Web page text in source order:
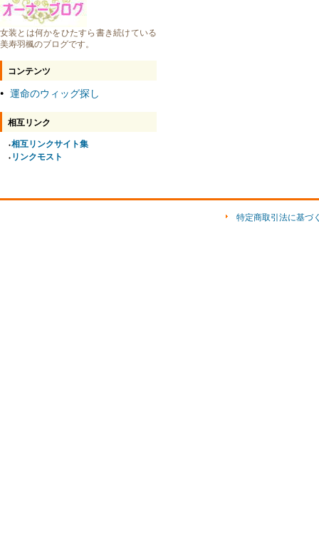
女装とは何かをひたすら書き続けている
美寿羽楓のブログです。
コンテンツ
● 運命のウィッグ探し
相互リンク
●相互リンクサイト集
● リンクモスト
特定商取引法に基づ